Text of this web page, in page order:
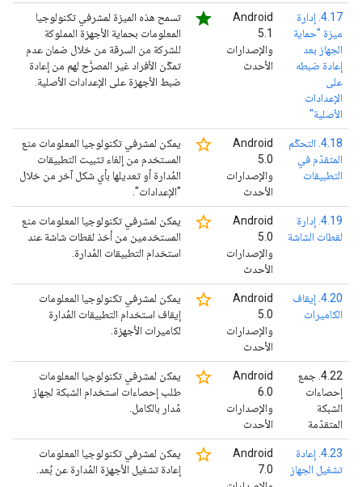
4.17. إدارة
ميزة "حماية
الجهاز بعد
إعادة ضبطه
على
الإعدادات
الأصلية"
‫Android
5.1
والإصدارات
الأحدث
star
تسمح هذه الميزة لمشرفي تكنولوجيا
المعلومات بحماية الأجهزة المملوكة
للشركة من السرقة من خلال ضمان عدم
تمكّن الأفراد غير المصرَّح لهم من إعادة
ضبط الأجهزة على الإعدادات الأصلية.
4.18. التحكّم
المتقدّم في
التطبيقات
‫Android
5.0
والإصدارات
الأحدث
star_border
يمكن لمشرفي تكنولوجيا المعلومات منع
المستخدم من إلغاء تثبيت التطبيقات
المُدارة أو تعديلها بأي شكل آخر من خلال
"الإعدادات".
4.19. إدارة
لقطات الشاشة
‫Android
5.0
والإصدارات
الأحدث
star_border
يمكن لمشرفي تكنولوجيا المعلومات منع
المستخدمين من أخذ لقطات شاشة عند
استخدام التطبيقات المُدارة.
4.20. إيقاف
الكاميرات
‫Android
5.0
والإصدارات
الأحدث
star_border
يمكن لمشرفي تكنولوجيا المعلومات
إيقاف استخدام التطبيقات المُدارة
لكاميرات الأجهزة.
4.22. جمع
إحصاءات
الشبكة
المتقدّمة
‫Android
6.0
والإصدارات
الأحدث
star_border
يمكن لمشرفي تكنولوجيا المعلومات
طلب إحصاءات استخدام الشبكة لجهاز
مُدار بالكامل.
4.23. إعادة
تشغيل الجهاز
‫Android
7.0
star_border
يمكن لمشرفي تكنولوجيا المعلومات
إعادة تشغيل الأجهزة المُدارة عن بُعد.